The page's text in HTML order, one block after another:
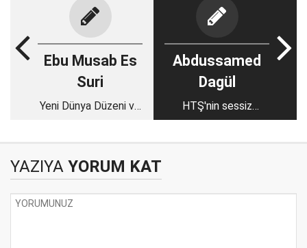
Ebu Musab Es
Suri
Yeni Dünya Düzeni ve
Abdussamed
Dagül
HTŞ'nin sessiz
hazırlığı Ortadoğu'yu
YAZIYA YORUM KAT